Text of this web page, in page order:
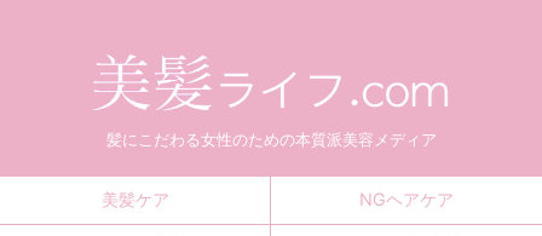
髪にこだわる女性のための本質派美容メディア
美髪ケア NGヘアケア